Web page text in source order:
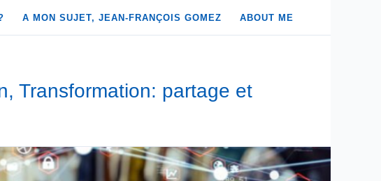
A MON SUJET, JEAN-FRANÇOIS GOMEZ ABOUT ME
Transformation: partage et